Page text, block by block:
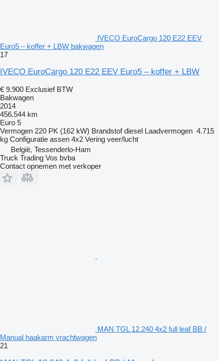
IVECO EuroCargo 120 E22 EEV
Euro5 – koffer + LBW bakwagen
17
IVECO EuroCargo 120 E22 EEV Euro5 – koffer + LBW
€ 9.900 Exclusief BTW
Bakwagen
2014
456.544 km
Euro 5
Vermogen 220 PK (162 kW) Brandstof diesel Laadvermogen 4.715
kg Configuratie assen 4x2 Vering veer/lucht
België, Tessenderlo-Ham
Truck Trading Vos bvba
Contact opnemen met verkoper
MAN TGL 12.240 4x2 full leaf BB /
Manual haakarm vrachtwagen
21